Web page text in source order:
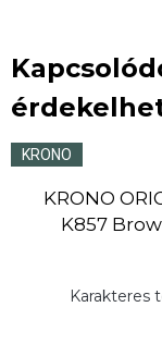
KRONO
KRONO
K857
Karakteres